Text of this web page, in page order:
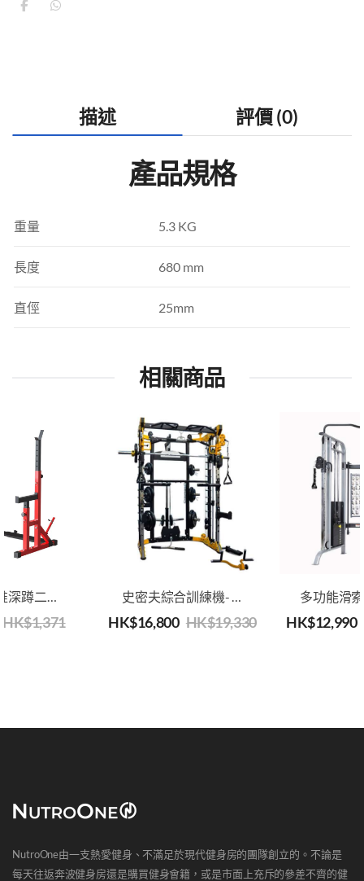
描述 評價 (0)
產品規格
重量 5.3 KG
長度 680 mm
直俓 25mm
相關商品
HK$1,371 HK$16,800 HK$19,330 HK$12,990
NutroOne由一支熱愛健身、不滿足於現代健身房的團隊創立的。不論是
每天往返奔波健身房還是購買健身會籍，或是市面上充斥的參差不齊的健